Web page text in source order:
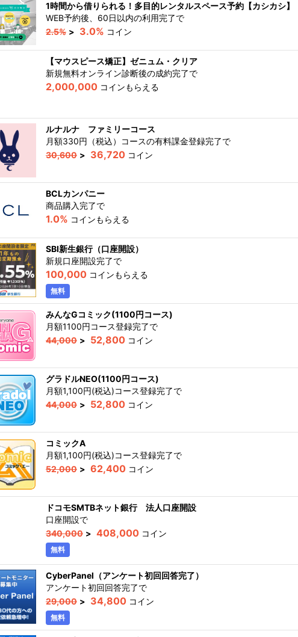
1時間から借りられる！多目的レンタルスペース予約【カシカシ】
WEB予約後、60日以内の利用完了で
2.5% > 3.0% コイン
【マウスピース矯正】ゼニュム・クリア
新規無料オンライン診断後の成約完了で
2,000,000 コインもらえる
ルナルナ ファミリーコース
月額330円（税込）コースの有料課金登録完了で
30,600 > 36,720 コイン
BCLカンパニー
商品購入完了で
1.0% コインもらえる
SBI新生銀行（口座開設）
新規口座開設完了で
100,000 コインもらえる
無料
みんなGコミック(1100円コース)
月額1100円コース登録完了で
44,000 > 52,800 コイン
グラドルNEO(1100円コース)
月額1,100円(税込)コース登録完了で
44,000 > 52,800 コイン
コミックA
月額1,100円(税込)コース登録完了で
52,000 > 62,400 コイン
ドコモSMTBネット銀行 法人口座開設
口座開設で
340,000 > 408,000 コイン
無料
CyberPanel（アンケート初回回答完了）
アンケート初回回答完了で
29,000 > 34,800 コイン
無料